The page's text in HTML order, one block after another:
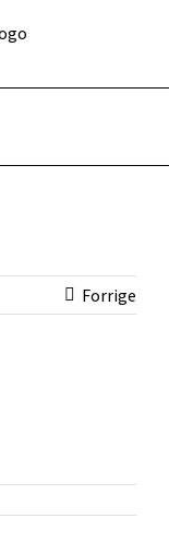
Forrige